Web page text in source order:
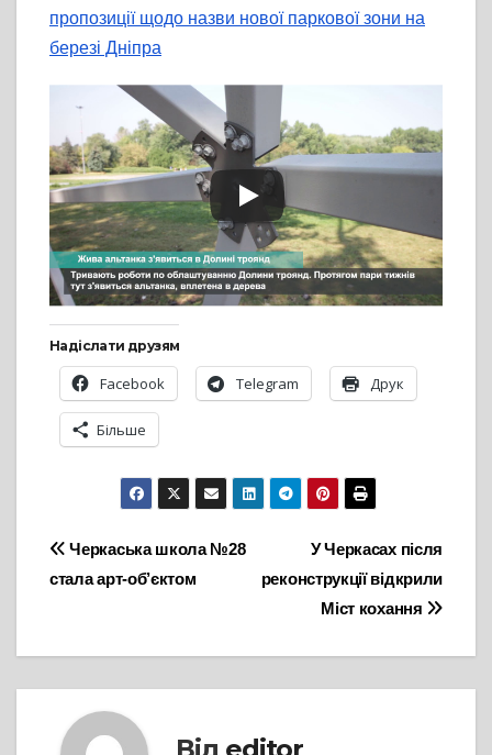
пропозиції щодо назви нової паркової зони на
березі Дніпра
Надіслати друзям
Facebook Telegram Друк
Більше
Навігація
записів
У Черкасах після
реконструкції відкрили
Міст кохання
Черкаська школа №28
стала арт-об’єктом
Від editor